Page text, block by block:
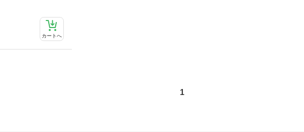
カートへ
1